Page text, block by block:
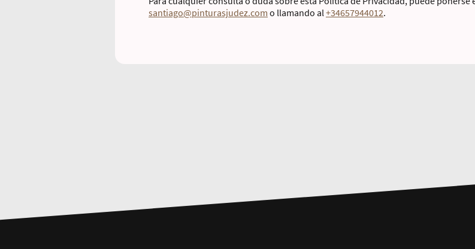
santiago@pinturasjudez.com o llamando al+34657944012.